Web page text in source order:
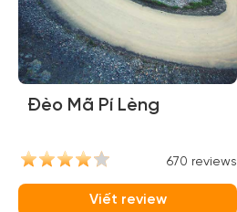
Đèo Mã Pí Lèng
670 reviews
Viết review